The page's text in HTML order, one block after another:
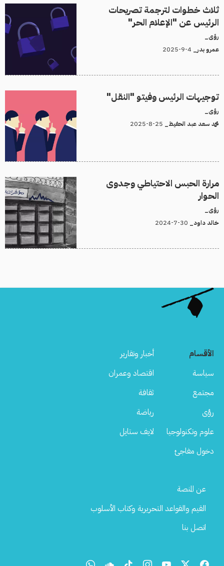
ثلاث خطوات لترجمة تصريحات
الرئيس عن "الإعلام الحر"
رؤى_
عمرو بدر_
توجيهات الرئيس وفيتو "النقل"
رؤى_
محمد سعد عبد الحفيظ_
مرارة الحبس الاحتياطي وجدوى
الحوار
رؤى_
خالد داود_
الأقسام
أخبار وتقارير
سياسة
اقتصاد وعمران
مجتمع
ثقافة
رؤى
رياضة
علوم وتكنولوجيا
لايف ستايل
دخول مفاجئ
Footer
عن المنصة
القيم والقواعد التحريرية وكتاب الأسلوب
اتصل بنا